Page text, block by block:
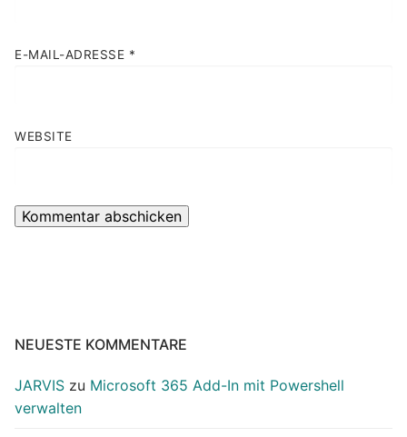
E-MAIL-ADRESSE *
WEBSITE
NEUESTE KOMMENTARE
JARVIS zu Microsoft 365 Add-In mit Powershell
verwalten